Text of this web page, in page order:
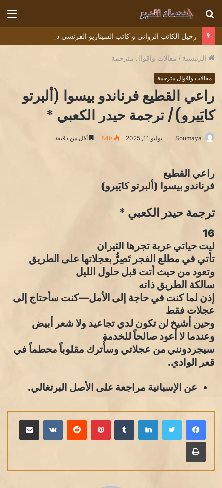
بحث
عن
الرئيسية / مقالات واقوال مترجمة
مقالات واقوال مترجمة
راعي القطيع فرناندو بيسوا (ألبرتو
كايَيرو)/ ترجمة حيدر الكعبي *
Soumaya يوليو 11, 2025 840 أقل من دقيقة
راعي القطيع
فرناندو بيسوا (ألبرتو كايَيرو)
ترجمة حيدر الكعبي *
16
ليت حياتي عربة تجرها الثيران
تأتي في مطلع الفجر تَصِرُّ بعجلاتها على الطريق
وتعود من حيث أتت قبل حلول الليل
سالكة الطريق ذاته
إذن لما كنت في حاجة إلى الأمل—كنت سأحتاج إلى
عجلات فقط
وحين أشيخ لن تكون لدي تجاعيد ولا شعر أبيض
وعندما لا أعود صالحاً للخدمة
سيجردونني من عجلاتي وسأُترك مقلوباً محطماً في
قعر الوادي.
عن الإسبانية مراجعة على الأصل البرتغالي.
لينكدإن بينتيريست مشاركة عبر البريد
طباعة